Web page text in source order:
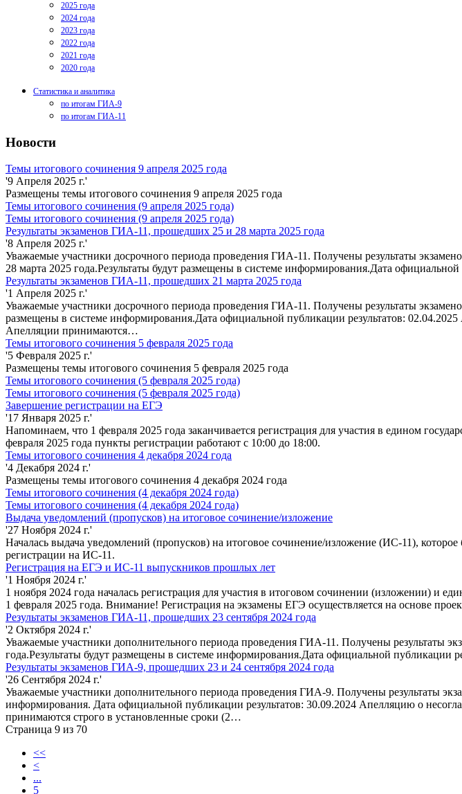
2025 года
2024 года
2023 года
2022 года
2021 года
2020 года
Статистика и аналитика
по итогам ГИА-9
по итогам ГИА-11
Новости
Темы итогового сочинения 9 апреля 2025 года
'9 Апреля 2025 г.'
Размещены темы итогового сочинения 9 апреля 2025 года
Темы итогового сочинения (9 апреля 2025 года)
Темы итогового сочинения (9 апреля 2025 года)
Результаты экзаменов ГИА-11, прошедших 25 и 28 марта 2025 года
'8 Апреля 2025 г.'
Уважаемые участники досрочного периода проведения ГИА-11. Получены результаты
28 марта 2025 года.Результаты будут размещены в системе информирования.Дата
Результаты экзаменов ГИА-11, прошедших 21 марта 2025 года
'1 Апреля 2025 г.'
Уважаемые участники досрочного периода проведения ГИА-11. Получены результаты
размещены в системе информирования.Дата официальной публикации результатов:
Апелляции принимаются…
Темы итогового сочинения 5 февраля 2025 года
'5 Февраля 2025 г.'
Размещены темы итогового сочинения 5 февраля 2025 года
Темы итогового сочинения (5 февраля 2025 года)
Темы итогового сочинения (5 февраля 2025 года)
Завершение регистрации на ЕГЭ
'17 Января 2025 г.'
Напоминаем, что 1 февраля 2025 года заканчивается регистрация для участия в едином
февраля 2025 года пункты регистрации работают с 10:00 до 18:00.
Темы итогового сочинения 4 декабря 2024 года
'4 Декабря 2024 г.'
Размещены темы итогового сочинения 4 декабря 2024 года
Темы итогового сочинения (4 декабря 2024 года)
Темы итогового сочинения (4 декабря 2024 года)
Выдача уведомлений (пропусков) на итоговое сочинение/изложение
'27 Ноября 2024 г.'
Началась выдача уведомлений (пропусков) на итоговое сочинение/изложение (ИС-11),
регистрации на ИС-11.
Регистрация на ЕГЭ и ИС-11 выпускников прошлых лет
'1 Ноября 2024 г.'
1 ноября 2024 года началась регистрация для участия в итоговом сочинении (изложении) и
1 февраля 2025 года. Внимание! Регистрация на экзамены ЕГЭ осуществляется на основе
Результаты экзаменов ГИА-11, прошедших 23 сентября 2024 года
'2 Октября 2024 г.'
Уважаемые участники дополнительного периода проведения ГИА-11. Получены результаты
года.Результаты будут размещены в системе информирования.Дата официальной
Результаты экзаменов ГИА-9, прошедших 23 и 24 сентября 2024 года
'26 Сентября 2024 г.'
Уважаемые участники дополнительного периода проведения ГИА-9. Получены результаты
информирования. Дата официальной публикации результатов: 30.09.2024 Апелляцию о
принимаются строго в установленные сроки (2…
Страница 9 из 70
<<
<
...
5